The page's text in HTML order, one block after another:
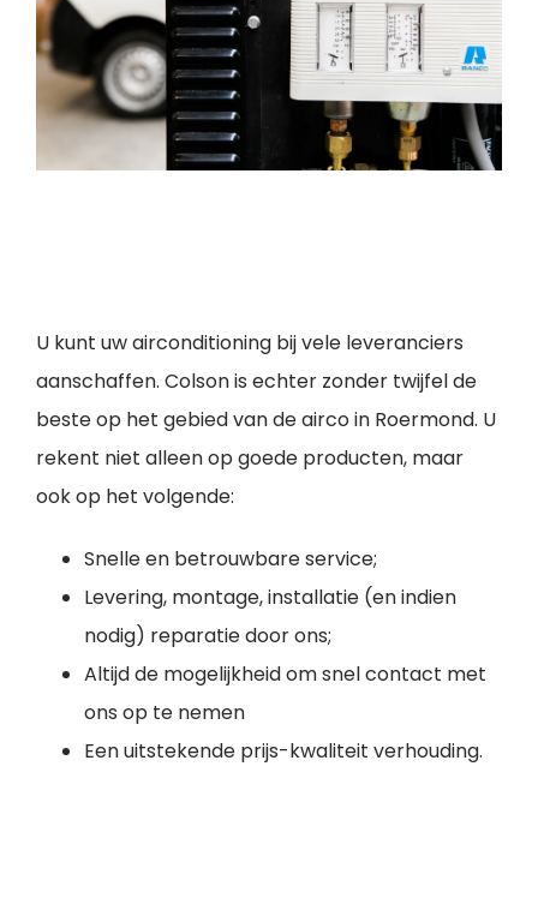
U kunt uw airconditioning bij vele leveranciers
aanschaffen. Colson is echter zonder twijfel de
beste op het gebied van de airco in Roermond. U
rekent niet alleen op goede producten, maar
ook op het volgende:
Snelle en betrouwbare service;
Levering, montage, installatie (en indien
nodig) reparatie door ons;
Altijd de mogelijkheid om snel contact met
ons op te nemen
Een uitstekende prijs-kwaliteit verhouding.